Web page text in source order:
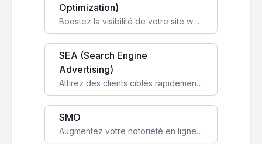
Optimization)
Boostez la visibilité de votre site web sur Google et attirez du trafic qualifié grâce à nos stratégies SEO.
SEA (Search Engine
Advertising)
Attirez des clients ciblés rapidement avec des campagnes publicitaires payantes optimisées pour vos objectifs.
SMO
Augmentez votre notoriété en ligne et stimulez la croissance de votre entreprise grâce à une stratégie sociale sur mesure.